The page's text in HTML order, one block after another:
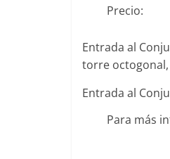
Precio:
Entrada al
torre octogonal,
Entrada al
Para más